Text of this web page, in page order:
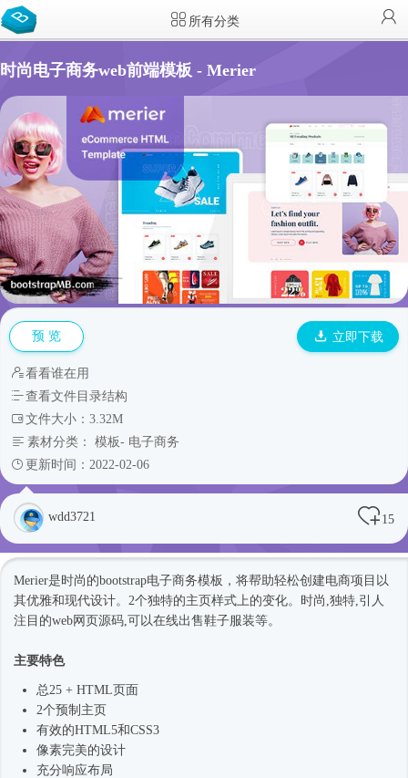
所有分类
时尚电子商务web前端模板 - Merier
预 览 立即下载
看看谁在用
查看文件目录结构
文件大小：3.32M
素材分类： 模板- 电子商务
更新时间：2022-02-06
wdd3721 15
Merier是 时尚 的bootstrap电子商务模板，将帮助轻松创建电商项目以
其优雅和现代设计。2个独特的主页样式上的变化。
时尚 ,独特,引人
注目的web网页源码,可以在线出售鞋子服装等。
主要特色
总25 + HTML页面
2个预制主页
有效的HTML5和CSS3
像素完美的设计
充分响应布局